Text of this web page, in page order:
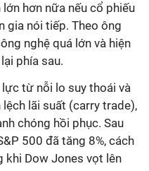
hơn nữa nếu cổ phiếu
gia nói tiếp. Theo ông
nghệ quá lớn và hiện
phía sau.
từ nỗi lo suy thoái và
lãi suất (carry trade),
chóng hồi phục. Sau
500 đã tăng 8%, cách
khi Dow Jones vọt lên